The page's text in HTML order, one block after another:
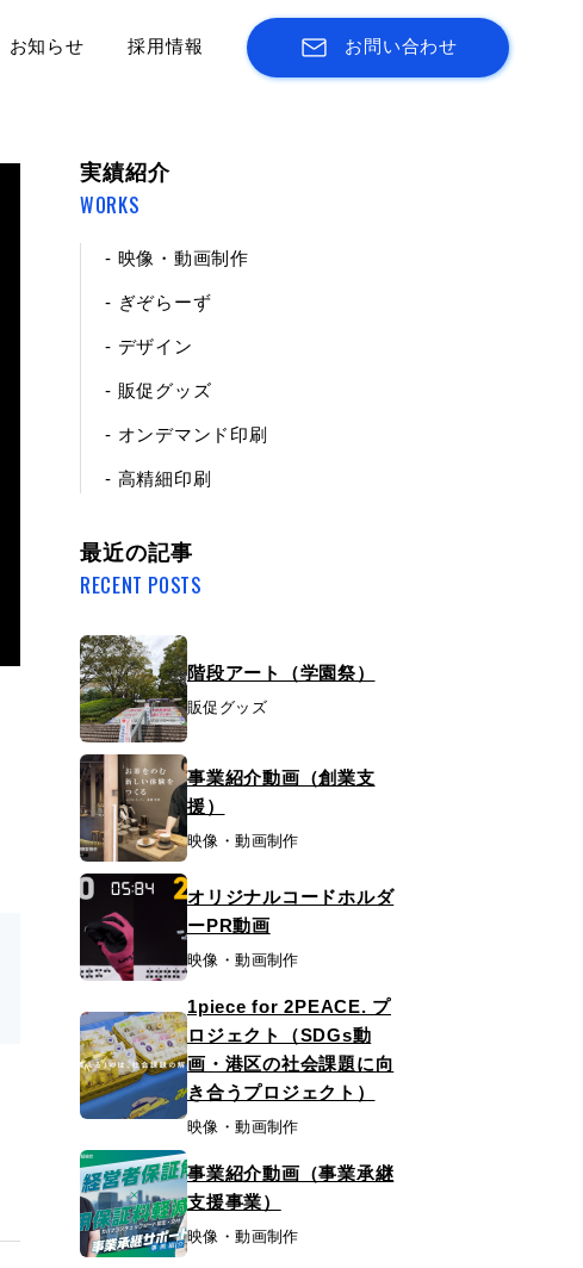
お知らせ 採用情報 お問い合わせ
実績紹介
WORKS
- 映像・動画制作
- ぎぞらーず
- デザイン
- 販促グッズ
- オンデマンド印刷
- 高精細印刷
最近の記事
RECENT POSTS
階段アート（学園祭）
販促グッズ
事業紹介動画（創業支
援）
映像・動画制作
オリジナルコードホルダ
ーPR動画
映像・動画制作
1piece for 2PEACE. プ
ロジェクト（SDGs動
画・港区の社会課題に向
き合うプロジェクト）
映像・動画制作
事業紹介動画（事業承継
支援事業）
映像・動画制作